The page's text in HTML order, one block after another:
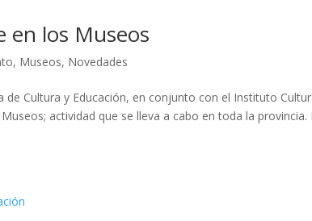
en los Museos
, Museos, Novedades
Cultura y Educación, en conjunto con el Instituto
actividad que se lleva a cabo en toda la provincia.